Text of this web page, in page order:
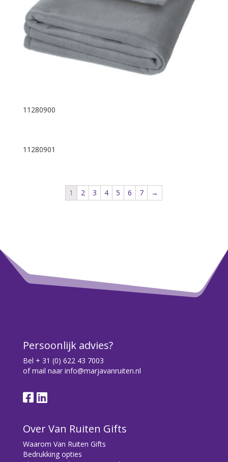
11280900
11280901
1 2 3 4 5 6 7 →
Persoonlijk advies?
Bel + 31 (0) 622 43 7003
of mail naar info@marjavanruiten.nl
Over Van Ruiten Gifts
Waarom Van Ruiten Gifts
Bedrukking opties